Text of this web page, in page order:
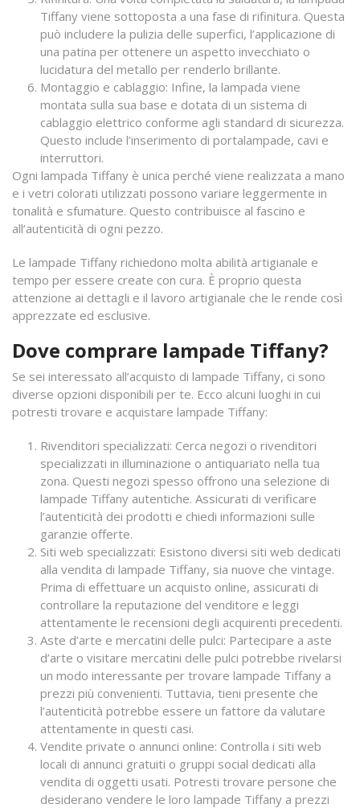
Tiffany viene sottoposta a una fase di rifinitura. Questa
può includere la pulizia delle superfici, l’applicazione di
una patina per ottenere un aspetto invecchiato o
lucidatura del metallo per renderlo brillante.
Montaggio e cablaggio: Infine, la lampada viene
montata sulla sua base e dotata di un sistema di
cablaggio elettrico conforme agli standard di sicurezza.
Questo include l’inserimento di portalampade, cavi e
interruttori.
Ogni lampada Tiffany è unica perché viene realizzata a mano
e i vetri colorati utilizzati possono variare leggermente in
tonalità e sfumature. Questo contribuisce al fascino e
all’autenticità di ogni pezzo.
Le lampade Tiffany richiedono molta abilità artigianale e
tempo per essere create con cura. È proprio questa
attenzione ai dettagli e il lavoro artigianale che le rende così
apprezzate ed esclusive.
Dove comprare lampade Tiffany?
Se sei interessato all’acquisto di lampade Tiffany, ci sono
diverse opzioni disponibili per te. Ecco alcuni luoghi in cui
potresti trovare e acquistare lampade Tiffany:
Rivenditori specializzati: Cerca negozi o rivenditori
specializzati in illuminazione o antiquariato nella tua
zona. Questi negozi spesso offrono una selezione di
lampade Tiffany autentiche. Assicurati di verificare
l’autenticità dei prodotti e chiedi informazioni sulle
garanzie offerte.
Siti web specializzati: Esistono diversi siti web dedicati
alla vendita di lampade Tiffany, sia nuove che vintage.
Prima di effettuare un acquisto online, assicurati di
controllare la reputazione del venditore e leggi
attentamente le recensioni degli acquirenti precedenti.
Aste d’arte e mercatini delle pulci: Partecipare a aste
d’arte o visitare mercatini delle pulci potrebbe rivelarsi
un modo interessante per trovare lampade Tiffany a
prezzi più convenienti. Tuttavia, tieni presente che
l’autenticità potrebbe essere un fattore da valutare
attentamente in questi casi.
Vendite private o annunci online: Controlla i siti web
locali di annunci gratuiti o gruppi social dedicati alla
vendita di oggetti usati. Potresti trovare persone che
desiderano vendere le loro lampade Tiffany a prezzi